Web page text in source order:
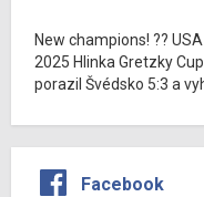
New champions! ??
2025 Hlinka Gretzky
porazil Švédsko 5:3 a
Facebook